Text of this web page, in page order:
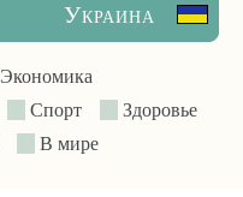
Украина
Экономика
Спорт
Здоровье
В мире